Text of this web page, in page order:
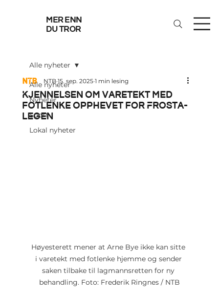
mer enn
du tror
Alle nyheter
Nyheter
Sport
Lokal nyheter
Alle nyheter
Kjennelsen om varetekt med
fotlenke opphevet for Frosta-
legen
NTB 15. sep. 2025 1 min lesing
Høyesterett mener at Arne Bye ikke kan sitte
i varetekt med fotlenke hjemme og sender
saken tilbake til lagmannsretten for ny
behandling. Foto: Frederik Ringnes / NTB